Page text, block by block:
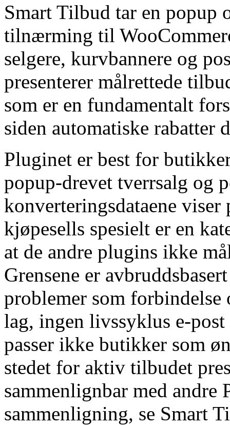
Smart Tilbud tar en popup
tilnærming til
selgere, kurvbannere og
presenterer målrettede
som er en fundamentalt
siden automatiske rabatter
Pluginet er best for
popup-drevet tverrsalg og
konverteringsdataene
kjøpesells spesielt er en
at de andre plugins ikke
Grensene er
problemer som forbindelse
lag, ingen livssyklus e-
passer ikke butikker som
stedet for aktiv tilbudet
sammenlignbar med
sammenligning, se Smart